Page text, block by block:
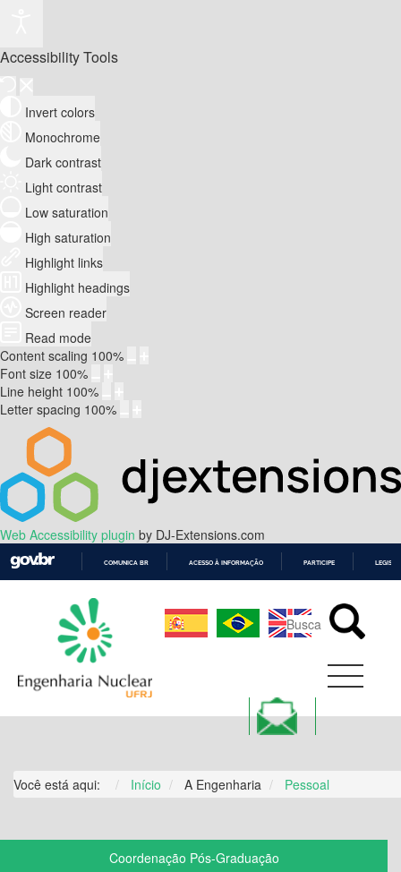
Accessibility Tools
Invert colors
Monochrome
Dark contrast
Light contrast
Low saturation
High saturation
Highlight links
Highlight headings
Screen reader
Read mode
Content scaling 100%
Font size 100%
Line height 100%
Letter spacing 100%
Web Accessibility plugin by DJ-Extensions.com
CONTEÚDO
COMUNICA BR ACESSO À INFORMAÇÃO PARTICIPE
Você está aqui: Início A Engenharia Pessoal
Coordenação Pós-Graduação